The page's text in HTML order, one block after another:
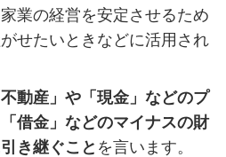
業の経営を安定させるため
せたいときなどに活用され
不動産」や「現金」などのプ
借金」などのマイナスの財
き継ぐこと を言います。